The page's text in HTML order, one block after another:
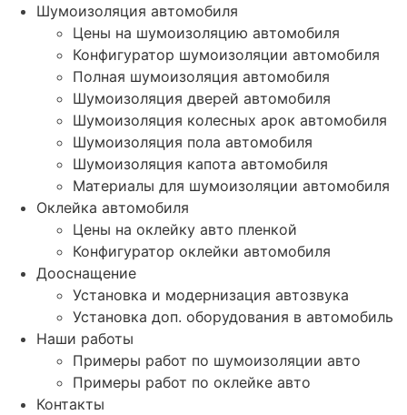
Шумоизоляция автомобиля
Цены на шумоизоляцию автомобиля
Конфигуратор шумоизоляции автомобиля
Полная шумоизоляция автомобиля
Шумоизоляция дверей автомобиля
Шумоизоляция колесных арок автомобиля
Шумоизоляция пола автомобиля
Шумоизоляция капота автомобиля
Материалы для шумоизоляции автомобиля
Оклейка автомобиля
Цены на оклейку авто пленкой
Конфигуратор оклейки автомобиля
Дооснащение
Установка и модернизация автозвука
Установка доп. оборудования в автомобиль
Наши работы
Примеры работ по шумоизоляции авто
Примеры работ по оклейке авто
Контакты